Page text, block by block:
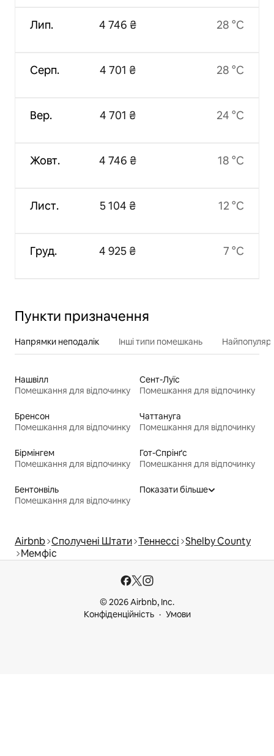
Лип.
Серп.
Вер.
Жовт.
Лист.
Груд.
4 746 ₴
4 701 ₴
4 701 ₴
4 746 ₴
5 104 ₴
4 925 ₴
28 °C
28 °C
24 °C
18 °C
12 °C
7 °C
Пункти призначення
Напрямки неподалік Інші типи помешкань
Нашвілл
Помешкання для відпочинку
Сент-Луїс
Помешкання для відпочинку
Бренсон
Помешкання для відпочинку
Чаттануга
Помешкання для відпочинку
Бірмінгем
Помешкання для відпочинку
Гот-Спрінґс
Помешкання для відпочинку
Бентонвіль
Помешкання для відпочинку
Показати більше
Airbnb Сполучені Штати Теннессі Shelby County
Мемфіс
© 2026 Airbnb, Inc.
Конфіденційність
Умови